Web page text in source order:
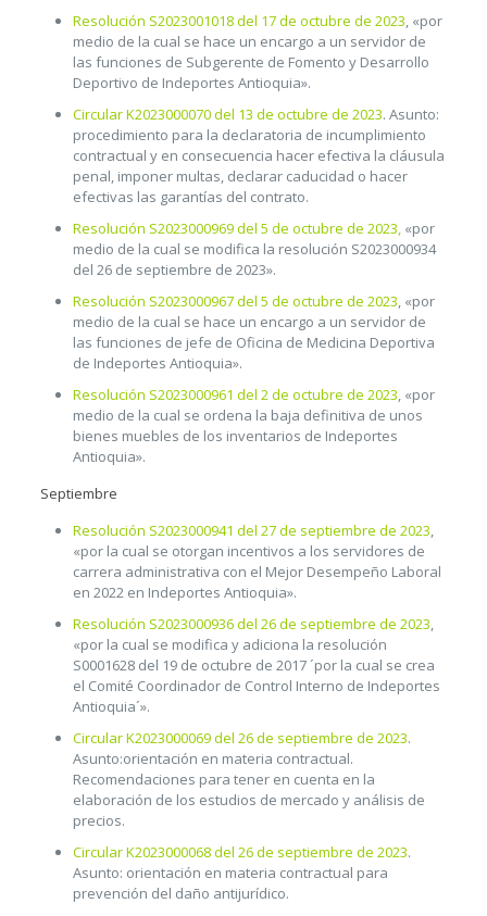
Resolución S2023001018 del 17 de octubre de 2023, «por
medio de la cual se hace un encargo a un servidor de
las funciones de Subgerente de Fomento y Desarrollo
Deportivo de Indeportes Antioquia».
Circular K2023000070 del 13 de octubre de 2023. Asunto:
procedimiento para la declaratoria de incumplimiento
contractual y en consecuencia hacer efectiva la cláusula
penal, imponer multas, declarar caducidad o hacer
efectivas las garantías del contrato.
Resolución S2023000969 del 5 de octubre de 2023,«por
medio de la cual se modifica la resolución S2023000934
del 26 de septiembre de 2023».
Resolución S2023000967 del 5 de octubre de 2023, «por
medio de la cual se hace un encargo a un servidor de
las funciones de jefe de Oficina de Medicina Deportiva
de Indeportes Antioquia».
Resolución S2023000961 del 2 de octubre de 2023, «por
medio de la cual se ordena la baja definitiva de unos
bienes muebles de los inventarios de Indeportes
Antioquia».
Septiembre
Resolución S2023000941 del 27 de septiembre de 2023,
«por la cual se otorgan incentivos a los servidores de
carrera administrativa con el Mejor Desempeño Laboral
en 2022 en Indeportes Antioquia».
Resolución S2023000936 del 26 de septiembre de 2023,
«por la cual se modifica y adiciona la resolución
S0001628 del 19 de octubre de 2017 ´por la cual se crea
el Comité Coordinador de Control Interno de Indeportes
Antioquia´».
Circular K2023000069 del 26 de septiembre de 2023.
Asunto:orientación en materia contractual.
Recomendaciones para tener en cuenta en la
elaboración de los estudios de mercado y análisis de
precios.
Circular K2023000068 del 26 de septiembre de 2023.
Asunto: orientación en materia contractual para
prevención del daño antijurídico.